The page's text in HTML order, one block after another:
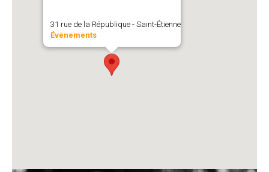
31 rue de la République - Saint-Étienne
Évènements